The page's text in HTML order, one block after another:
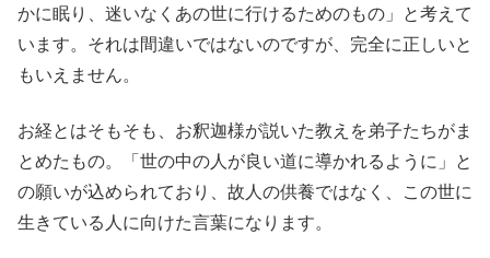
かに眠り、迷いなくあの世に行けるためのもの」と考えて
います。それは間違いではないのですが、完全に正しいと
もいえません。
お経とはそもそも、お釈迦様が説いた教えを弟子たちがま
とめたもの。「世の中の人が良い道に導かれるように」と
の願いが込められており、故人の供養ではなく、この世に
生きている人に向けた言葉になります。